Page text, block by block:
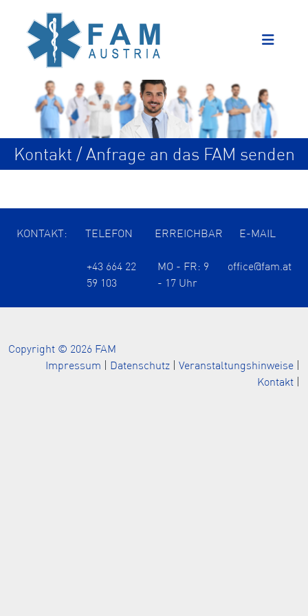
Kontakt / Anfrage an das FAM senden
KONTAKT: TELEFON ERREICHBAR E-MAIL
+43 664 22
59 103
MO - FR: 9
- 17 Uhr
office@fam.at
Copyright © 2026 FAM
Impressum
Datenschutz Veranstaltungshinweise
Kontakt